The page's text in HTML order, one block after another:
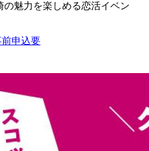
の魅力を楽しめる恋活イベン
前申込要